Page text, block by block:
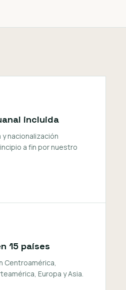
incluida
nacionalización
a fin por nuestro
15 países
Centroamérica,
Europa y Asia.